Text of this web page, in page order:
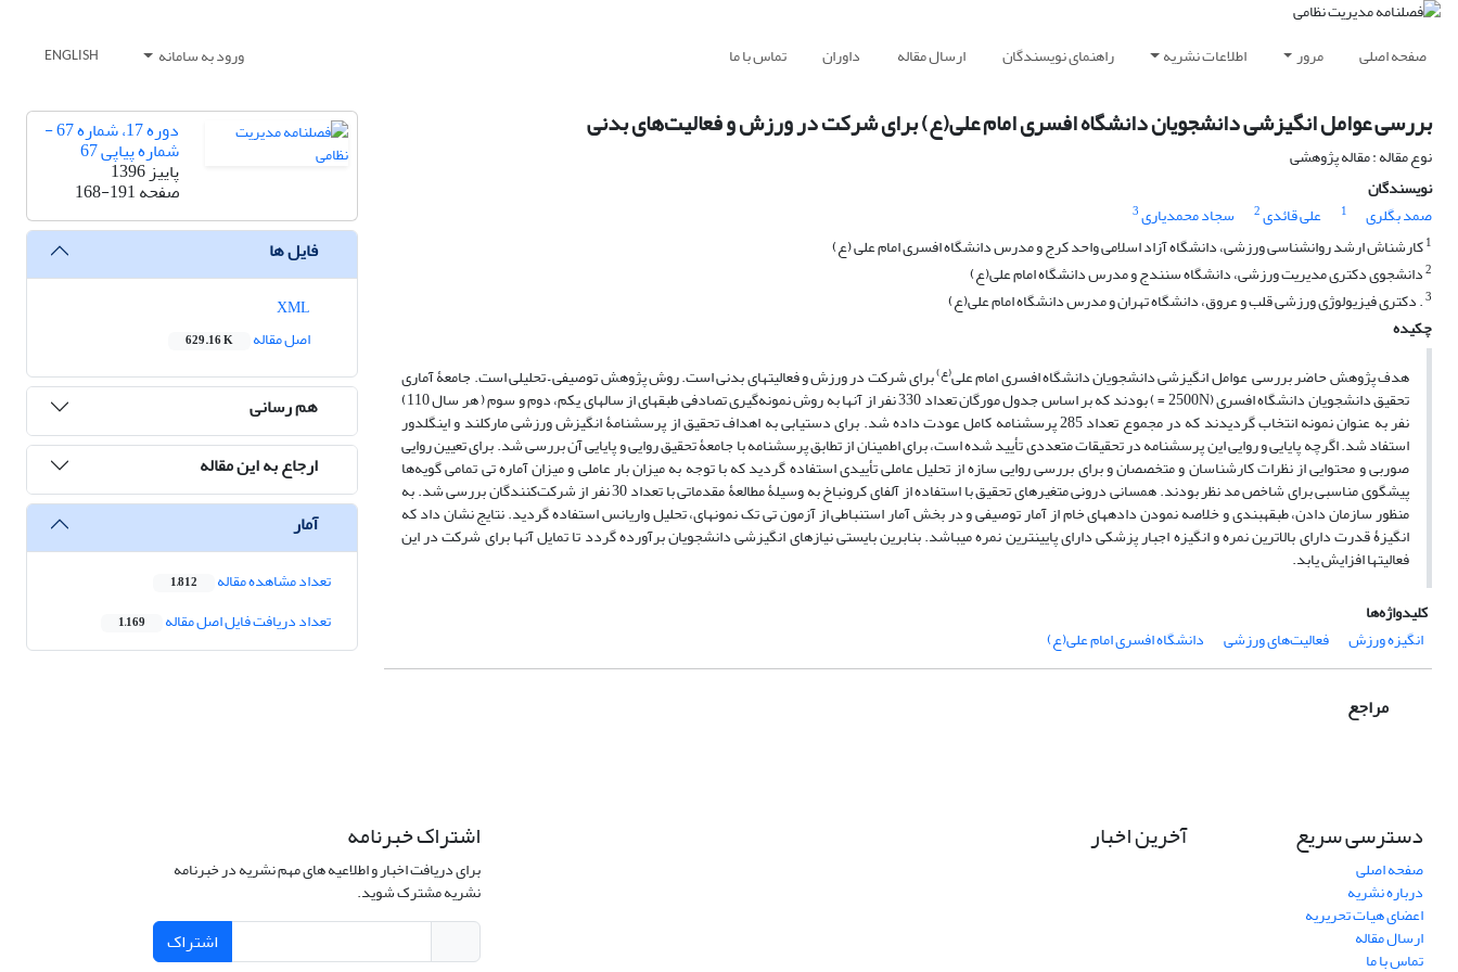
صفحه اصلی مرور اطلاعات نشریه راهنمای نویسندگان ارسال مقاله داوران تماس با ما ورود به سامانه ENGLISH
بررسی عوامل انگیزشی دانشجویان دانشگاه افسری امام علی(ع) برای شرکت در ورزش و فعالیت‌های بدنی
نوع مقاله : مقاله پژوهشی
نویسندگان
صمد بگلری
1 علی قائدی2 سجاد محمدیاری3
1کارشناش ارشد روانشناسی ورزشی، دانشگاه آزاد اسلامی واحد کرج و مدرس دانشگاه افسری امام علی (ع)
2دانشجوی دکتری مدیریت ورزشی، دانشگاه سنندج و مدرس دانشگاه امام علی(ع)
3. دکتری فیزیولوژی ورزشی قلب و عروق، دانشگاه تهران و مدرس دانشگاه امام علی(ع)
چکیده
هدف پژوهش حاضر بررسی عوامل انگیزشی دانشجویان دانشگاه افسری امام علی(ع)برای شرکت در ورزش و فعالیت­های بدنی است. روش پژوهش توصیفی – تحلیلی است. جامعۀ آماری
تحقیق دانشجویان دانشگاه افسری (2500N = ) بودند که بر اساس جدول مورگان تعداد 330 نفر از آنها به روش نمونه‌گیری تصادفی طبقه­ای از سال­های یکم، دوم و سوم ( هر سال 110)
نفر به عنوان نمونه انتخاب گردیدند که در مجموع تعداد 285 پرسشنامه کامل عودت داده شد. برای دستیابی به اهداف تحقیق از پرسشنامۀ انگیزش ورزشی مارکلند و اینگلدور
استفاد شد. اگرچه پایایی و روایی این پرسشنامه در تحقیقات متعددی تأیید شده است، برای اطمینان از تطابق پرسشنامه با جامعۀ تحقیق روایی و پایایی آن بررسی شد. برای تعیین روایی
صوربی و محتوایی از نظرات کارشناسان و متخصصان و برای بررسی روایی سازه از تحلیل عاملی تأییدی استفاده گردید که با توجه به میزان بار عاملی و میزان آماره تی تمامی گویه‌­ها
پیشگوی مناسبی برای شاخص مد نظر بودند. همسانی درونی متغیرهای تحقیق با استفاده از آلفای کرونباخ به وسیلۀ مطالعۀ مقدماتی با تعداد 30 نفر از شرکت‌کنندگان بررسی شد. به
منظور سازمان دادن، طبقه­بندی و خلاصه نمودن داده­های خام از آمار توصیفی و در بخش آمار استنباطی از آزمون تی تک نمونه­ای، تحلیل واریانس استفاده گردید. نتایج نشان داد که
انگیزۀ قدرت دارای بالاترین نمره و انگیزه اجبار پزشکی دارای پایین­ترین نمره می­باشد. بنابرین بایستی نیازهای انگیزشی دانشجویان برآورده گردد تا تمایل آنها برای شرکت در این
فعالیت­ها افزایش یابد.
کلیدواژه‌ها
انگیزه ورزش
فعالیت‌های ورزشی دانشگاه افسری امام علی(ع)
مراجع
دوره 17، شماره 67 -
شماره پیاپی 67
پاییز 1396
صفحه168-191
فایل ها
اصل مقاله
629.16 K
هم رسانی
ارجاع به این مقاله
آمار
تعداد مشاهده مقاله 1,812
تعداد دریافت فایل اصل مقاله 1,169
دسترسی سریع
صفحه اصلی
درباره نشریه
اعضای هیات تحریریه
ارسال مقاله
تماس با ما
آخرین اخبار اشتراک خبرنامه
برای دریافت اخبار و اطلاعیه های مهم نشریه در خبرنامه
نشریه مشترک شوید.
اشتراک